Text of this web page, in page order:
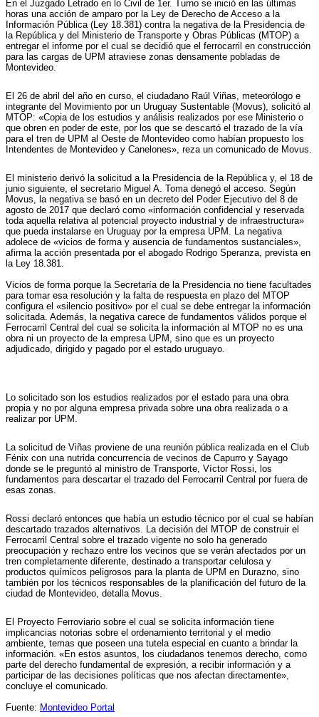
En el Juzgado Letrado en lo Civil de 1er. Turno se inició en las últimas
horas una acción de amparo por la Ley de Derecho de Acceso a la
Información Pública (Ley 18.381) contra la negativa de la Presidencia de
la República y del Ministerio de Transporte y Obras Públicas (MTOP) a
entregar el informe por el cual se decidió que el ferrocarril en construcción
para las cargas de UPM atraviese zonas densamente pobladas de
Montevideo.
El 26 de abril del año en curso, el ciudadano Raúl Viñas, meteorólogo e
integrante del Movimiento por un Uruguay Sustentable (Movus), solicitó al
MTOP: «Copia de los estudios y análisis realizados por ese Ministerio o
que obren en poder de este, por los que se descartó el trazado de la vía
para el tren de UPM al Oeste de Montevideo como habían propuesto los
Intendentes de Montevideo y Canelones», reza un comunicado de Movus.
El ministerio derivó la solicitud a la Presidencia de la República y, el 18 de
junio siguiente, el secretario Miguel A. Toma denegó el acceso. Según
Movus, la negativa se basó en un decreto del Poder Ejecutivo del 8 de
agosto de 2017 que declaró como «información confidencial y reservada
toda aquella relativa al potencial proyecto industrial y de infraestructura»
que pueda instalarse en Uruguay por la empresa UPM. La negativa
adolece de «vicios de forma y ausencia de fundamentos sustanciales»,
afirma la acción presentada por el abogado Rodrigo Speranza, prevista en
la Ley 18.381.
Vicios de forma porque la Secretaría de la Presidencia no tiene facultades
para tomar esa resolución y la falta de respuesta en plazo del MTOP
configura el «silencio positivo» por el cual se debe entregar la información
solicitada. Además, la negativa carece de fundamentos válidos porque el
Ferrocarril Central del cual se solicita la información al MTOP no es una
obra ni un proyecto de la empresa UPM, sino que es un proyecto
adjudicado, dirigido y pagado por el estado uruguayo.
Lo solicitado son los estudios realizados por el estado para una obra
propia y no por alguna empresa privada sobre una obra realizada o a
realizar por UPM.
La solicitud de Viñas proviene de una reunión pública realizada en el Club
Fénix con una nutrida concurrencia de vecinos de Capurro y Sayago
donde se le preguntó al ministro de Transporte, Víctor Rossi, los
fundamentos para descartar el trazado del Ferrocarril Central por fuera de
esas zonas.
Rossi declaró entonces que había un estudio técnico por el cual se habían
descartado trazados alternativos. La decisión del MTOP de construir el
Ferrocarril Central sobre el trazado vigente no solo ha generado
preocupación y rechazo entre los vecinos que se verán afectados por un
tren completamente diferente, destinado a transportar celulosa y
productos químicos peligrosos para la planta de UPM en Durazno, sino
también por los técnicos responsables de la planificación del futuro de la
ciudad de Montevideo, detalla Movus.
El Proyecto Ferroviario sobre el cual se solicita información tiene
implicancias notorias sobre el ordenamiento territorial y el medio
ambiente, temas que poseen una tutela especial en cuanto a brindar la
información. «En estos asuntos, los ciudadanos tenemos derecho, como
parte del derecho fundamental de expresión, a recibir información y a
participar de las decisiones políticas que nos afectan directamente»,
concluye el comunicado.
Fuente: Montevideo Portal